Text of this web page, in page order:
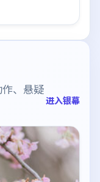
、悬疑
进入银幕